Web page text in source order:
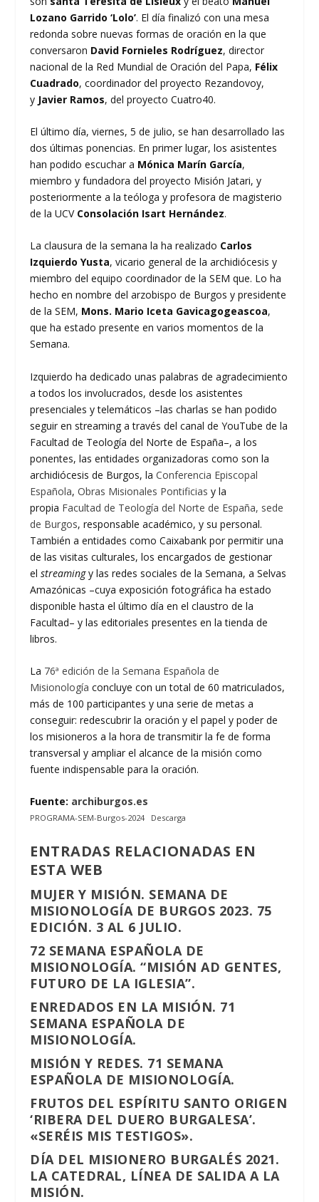
Lozano Garrido ‘Lolo’. El día finalizó con una mesa
redonda sobre nuevas formas de oración en la que
conversaron David Fornieles Rodríguez, director
nacional de la Red Mundial de Oración del Papa, Félix
Cuadrado, coordinador del proyecto Rezandovoy,
y Javier Ramos, del proyecto Cuatro40.
El último día, viernes, 5 de julio, se han desarrollado las
dos últimas ponencias. En primer lugar, los asistentes
han podido escuchar a Mónica Marín García,
miembro y fundadora del proyecto Misión Jatari, y
posteriormente a la teóloga y profesora de magisterio
de la UCV Consolación Isart Hernández.
La clausura de la semana la ha realizado Carlos
Izquierdo Yusta, vicario general de la archidiócesis y
miembro del equipo coordinador de la SEM que. Lo ha
hecho en nombre del arzobispo de Burgos y presidente
de la SEM, Mons. Mario Iceta Gavicagogeascoa,
que ha estado presente en varios momentos de la
Semana.
Izquierdo ha dedicado unas palabras de agradecimiento
a todos los involucrados, desde los asistentes
presenciales y telemáticos –las charlas se han podido
seguir en streaming a través del canal de YouTube de la
Facultad de Teología del Norte de España–, a los
ponentes, las entidades organizadoras como son la
archidiócesis de Burgos, laConferencia Episcopal
Española,Obras Misionales Pontificias y la
propia Facultad de Teología del Norte de España, sede
de Burgos, responsable académico, y su personal.
También a entidades como Caixabank por permitir una
de las visitas culturales, los encargados de gestionar
elstreamingy las redes sociales de la Semana, a Selvas
Amazónicas –cuya exposición fotográfica ha estado
disponible hasta el último día en el claustro de la
Facultad– y las editoriales presentes en la tienda de
libros.
La 76ª edición de la Semana Española de
Misionología concluye con un total de 60 matriculados,
más de 100 participantes y una serie de metas a
conseguir: redescubrir la oración y el papel y poder de
los misioneros a la hora de transmitir la fe de forma
transversal y ampliar el alcance de la misión como
fuente indispensable para la oración.
Fuente: archiburgos.es
PROGRAMA-SEM-Burgos-2024 Descarga
ENTRADAS RELACIONADAS EN
ESTA WEB
MUJER Y MISIÓN. SEMANA DE
MISIONOLOGÍA DE BURGOS 2023. 75
EDICIÓN. 3 AL 6 JULIO.
72 SEMANA ESPAÑOLA DE
MISIONOLOGÍA. “MISIÓN AD GENTES,
FUTURO DE LA IGLESIA”.
ENREDADOS EN LA MISIÓN. 71
SEMANA ESPAÑOLA DE
MISIONOLOGÍA.
MISIÓN Y REDES. 71 SEMANA
ESPAÑOLA DE MISIONOLOGÍA.
FRUTOS DEL ESPÍRITU SANTO ORIGEN
‘RIBERA DEL DUERO BURGALESA’.
«SERÉIS MIS TESTIGOS».
DÍA DEL MISIONERO BURGALÉS 2021.
LA CATEDRAL, LÍNEA DE SALIDA A LA
MISIÓN.